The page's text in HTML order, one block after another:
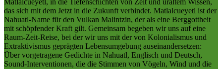
das sich mit dem Jetzt in die Zukunft verbindet. Matlalcueyetl ist der
Nahuatl-Name für den Vulkan Malintzin, der als eine Berggottheit
mit schöpfender Kraft gilt. Gemeinsam begeben wir uns auf eine
Raum-Zeit-Reise, bei der wir uns mit der von Kolonialismus und
Extraktivismus geprägten Lebensumgebung auseinandersetzen:
Über vorgetragene Gedichte in Nahuatl, Englisch und Deutsch,
Sound-Interventionen, die die Stimmen von Vögeln, Wind und die